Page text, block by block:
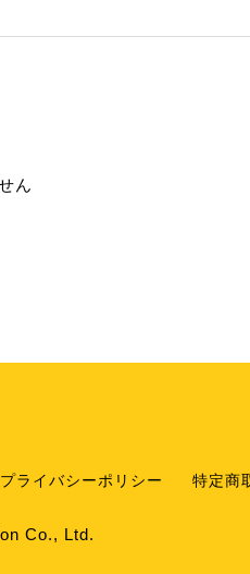
ん
プライバシーポリシー 特定商
Co., Ltd.